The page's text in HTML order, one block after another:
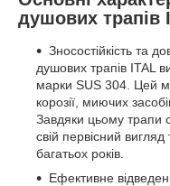
душових трапів
Зносостійкість та
душових трапів ITAL
марки SUS 304. Цей
корозії, миючих
Завдяки цьому трапи
свій первісний
багатьох років.
Ефективне